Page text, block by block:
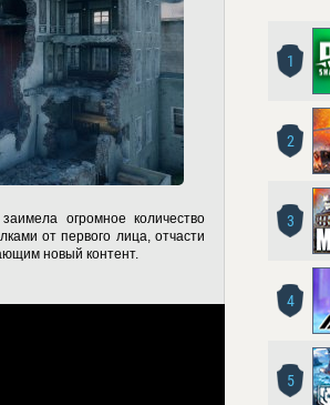
огромное количество
от первого лица, отчасти
новый контент.
1
2
3
4
5